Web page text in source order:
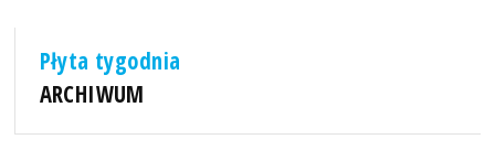
Płyta tygodnia
ARCHIWUM